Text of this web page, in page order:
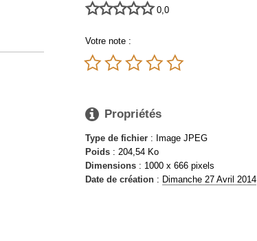
 0,0
Votre note :

 Propriétés
Type de fichier : Image JPEG
Poids : 204,54 Ko
Dimensions : 1000 x 666 pixels
Date de création : Dimanche 27 Avril 2014